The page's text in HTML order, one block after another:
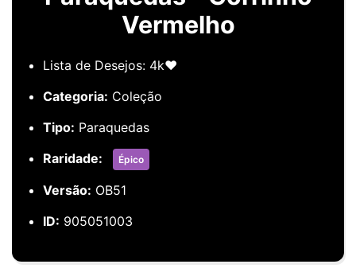
Vermelho
Lista de Desejos: 4k❤️
Categoria: Coleção
Tipo: Paraquedas
Raridade:
Épico
Versão: OB51
ID: 905051003